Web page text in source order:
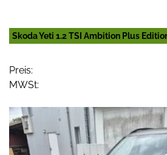
Skoda Yeti 1.2 TSI Ambition Plus
Preis:
MWSt: